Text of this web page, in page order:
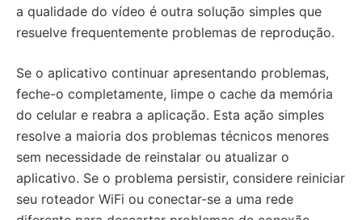
a qualidade do vídeo é outra solução simples que
resuelve frequentemente problemas de reprodução.
Se o aplicativo continuar apresentando problemas,
feche-o completamente, limpe o cache da memória
do celular e reabra a aplicação. Esta ação simples
resolve a maioria dos problemas técnicos menores
sem necessidade de reinstalar ou atualizar o
aplicativo. Se o problema persistir, considere reiniciar
seu roteador WiFi ou conectar-se a uma rede